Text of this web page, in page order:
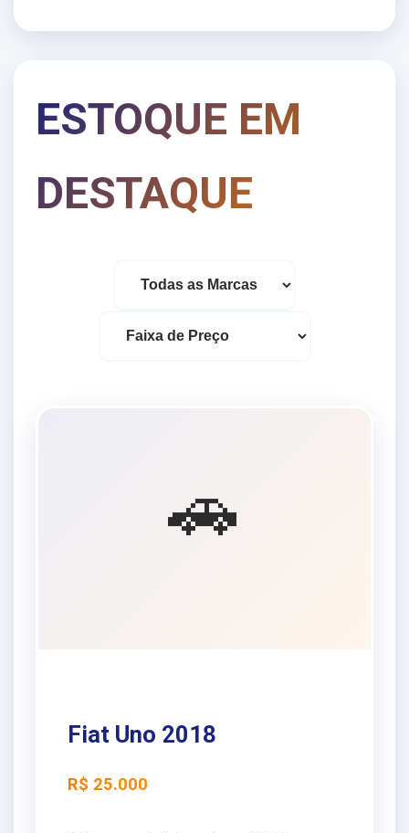
ESTOQUE EM
DESTAQUE
🚗
Fiat Uno 2018
R$ 25.000